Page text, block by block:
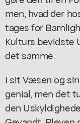
men, hvad der
tages for
Kulturs bevidste
det samme.
I sit Væsen og
genial, men det
den